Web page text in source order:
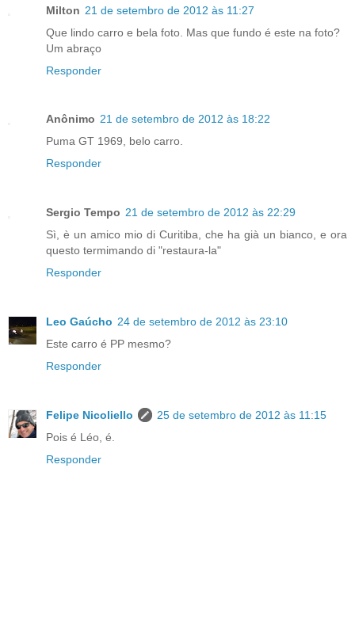
Milton 21 de setembro de 2012 às 11:27
Que lindo carro e bela foto. Mas que fundo é este na foto?
Um abraço
Responder
Anônimo 21 de setembro de 2012 às 18:22
Puma GT 1969, belo carro.
Responder
Sergio Tempo 21 de setembro de 2012 às 22:29
Sì, è un amico mio di Curitiba, che ha già un bianco, e ora
questo termimando di "restaura-la"
Responder
Leo Gaúcho 24 de setembro de 2012 às 23:10
Este carro é PP mesmo?
Responder
Felipe Nicoliello
25 de setembro de 2012 às 11:15
Pois é Léo, é.
Responder